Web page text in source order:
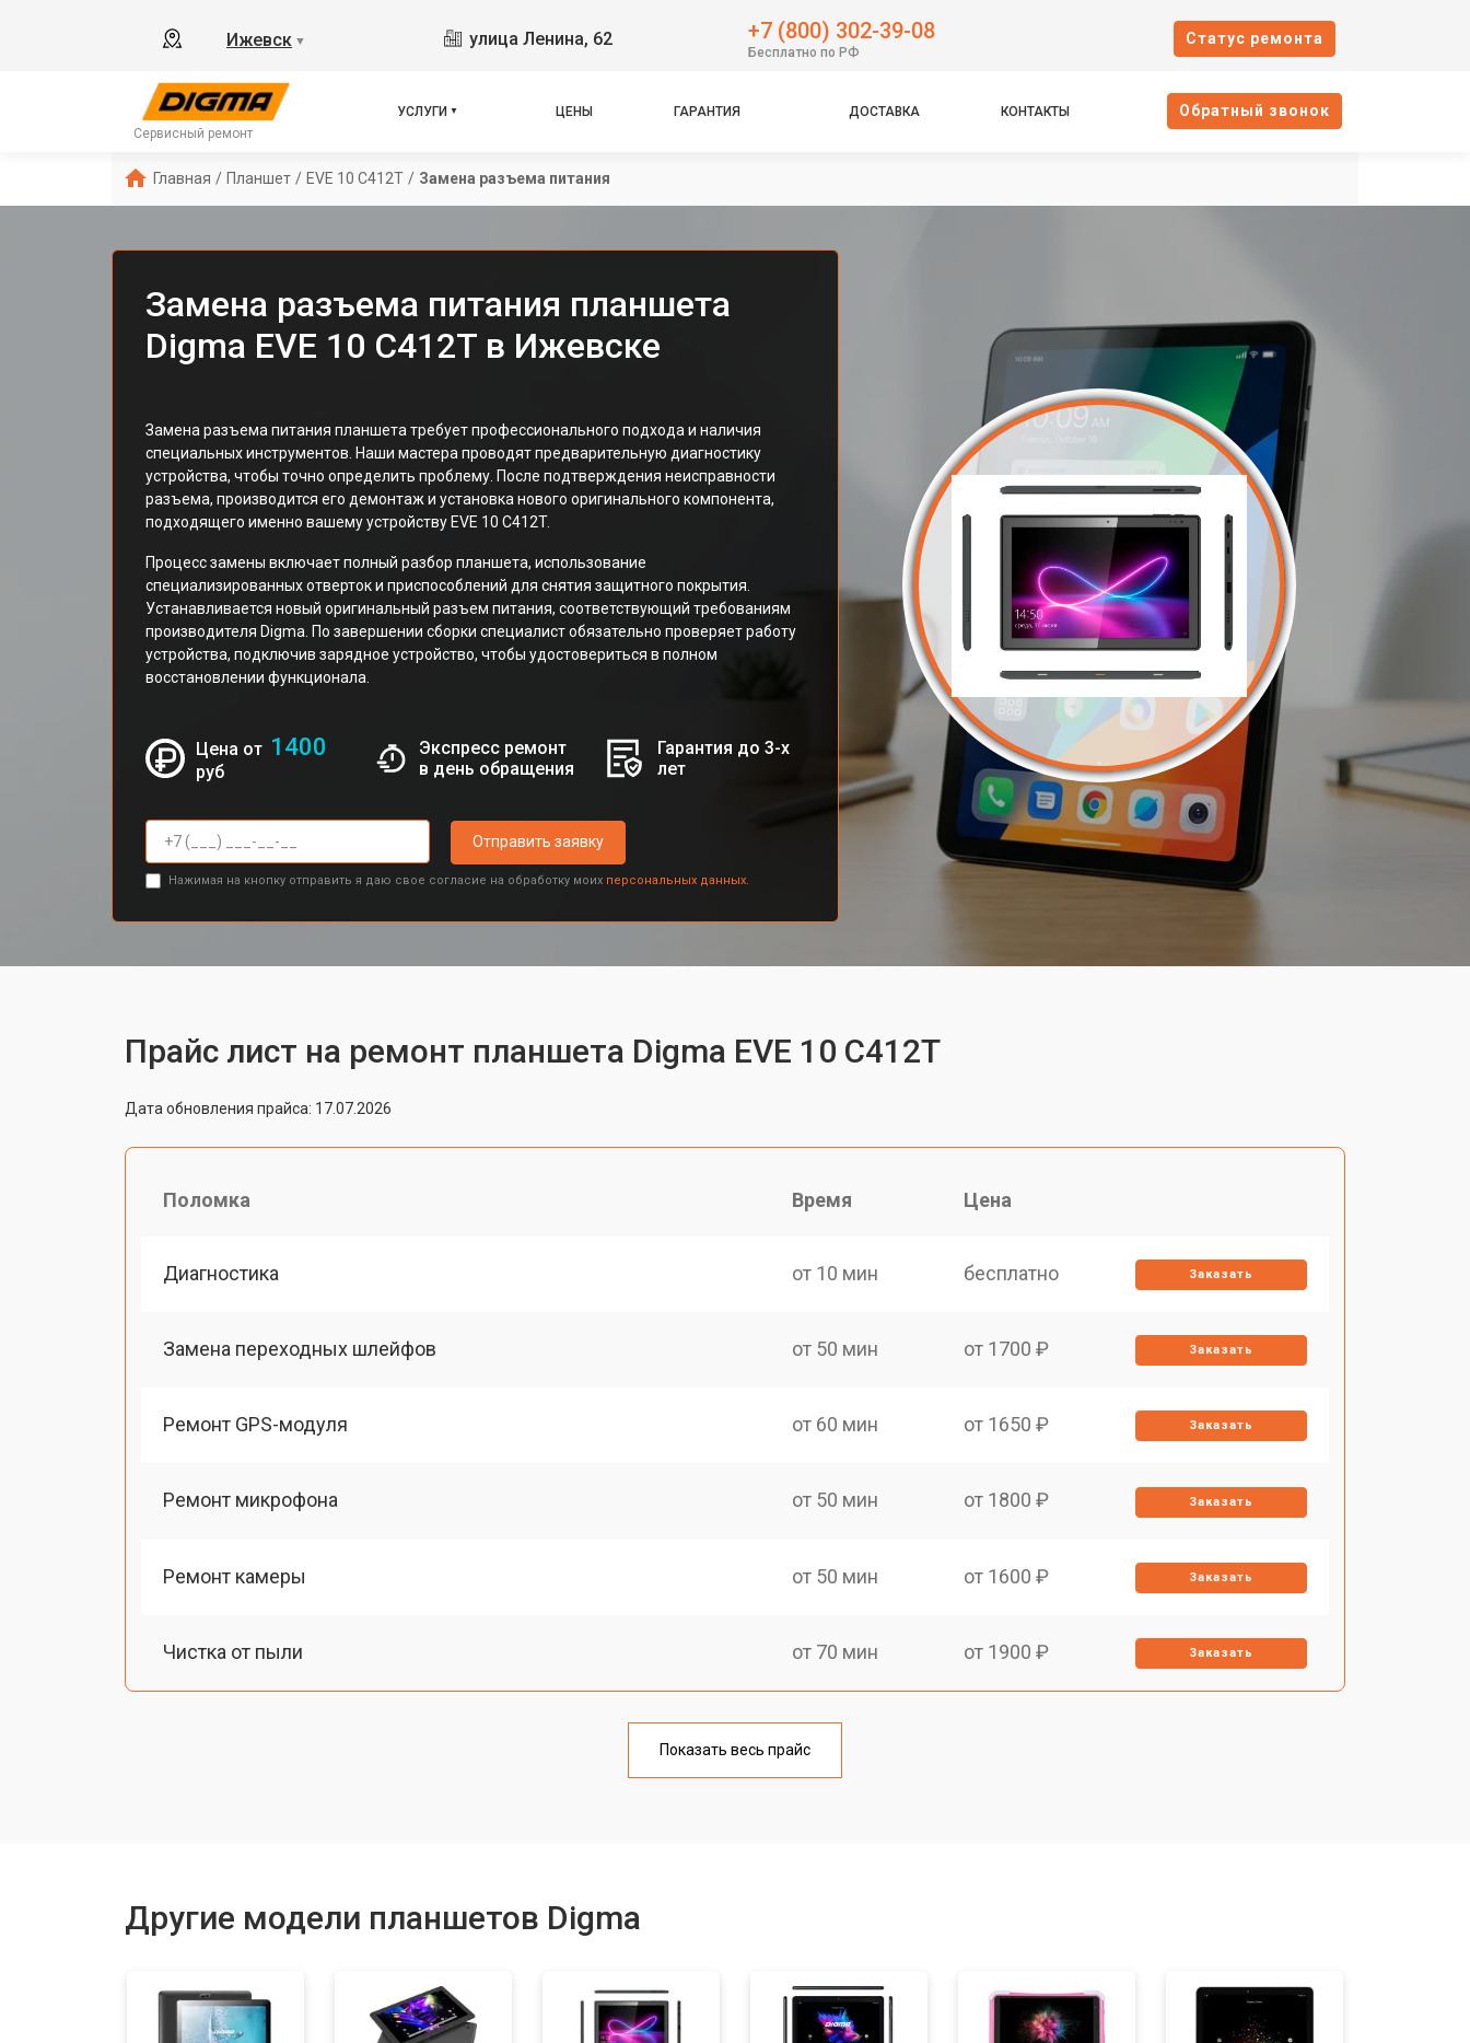
Ижевск ▼ улица Ленина, 62 +7 (800) 302-39-08
Бесплатно по РФ
Cтатус ремонта
Сервисный ремонт
УСЛУГИ ЦЕНЫ ГАРАНТИЯ ДОСТАВКА КОНТАКТЫ Oбратный звонок
Главная / Планшет / EVE 10 C412T / Замена разъема питания
Замена разъема питания планшета
Digma EVE 10 C412T в Ижевске
Замена разъема питания планшета требует профессионального подхода и наличия
специальных инструментов. Наши мастера проводят предварительную диагностику
устройства, чтобы точно определить проблему. После подтверждения неисправности
разъема, производится его демонтаж и установка нового оригинального компонента,
подходящего именно вашему устройству EVE 10 C412T.
Процесс замены включает полный разбор планшета, использование
специализированных отверток и приспособлений для снятия защитного покрытия.
Устанавливается новый оригинальный разъем питания, соответствующий требованиям
производителя Digma. По завершении сборки специалист обязательно проверяет работу
устройства, подключив зарядное устройство, чтобы удостовериться в полном
восстановлении функционала.
Цена от 1400
руб
Экспресс ремонт
в день обращения
Гарантия до 3-х
лет
Отправить заявку
Нажимая на кнопку отправить я даю свое согласие на обработку моих персональных данных.
Прайс лист на ремонт планшета Digma EVE 10 C412T
Дата обновления прайса: 17.07.2026
Поломка Время Цена
Диагностика от 10 мин бесплатно Заказать
Замена переходных шлейфов от 50 мин от 1700 ₽ Заказать
Ремонт GPS-модуля от 60 мин от 1650 ₽ Заказать
Ремонт микрофона от 50 мин от 1800 ₽ Заказать
Ремонт камеры от 50 мин от 1600 ₽ Заказать
Чистка от пыли от 70 мин от 1900 ₽ Заказать
от 50 мин
Замена аккумулятора от 50 мин от 1500 ₽ Заказать
Показать весь прайс
Другие модели планшетов Digma